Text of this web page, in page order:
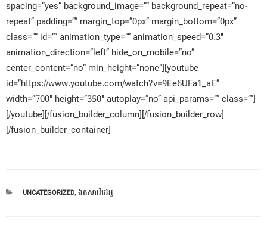
spacing=”yes” background_image=”” background_repeat=”no-
repeat” padding=”” margin_top=”0px” margin_bottom=”0px”
class=”” id=”” animation_type=”” animation_speed=”0.3″
animation_direction=”left” hide_on_mobile=”no”
center_content=”no” min_height=”none”][youtube
id=”https://www.youtube.com/watch?v=9Ee6UFa1_aE”
width=”700″ height=”350″ autoplay=”no” api_params=”” class=””]
[/youtube][/fusion_builder_column][/fusion_builder_row]
[/fusion_builder_container]
CATEGORIES
UNCATEGORIZED,ឯកសារវីដេអូ